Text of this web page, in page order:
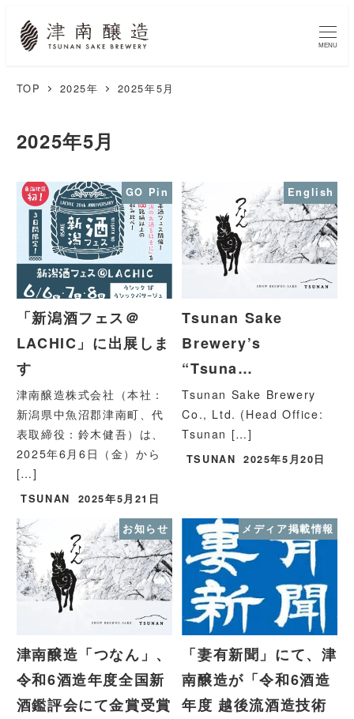
MENU
TOP 2025年 2025年5月
2025年5月
GO Pin
「新潟酒フェス＠
LACHIC」に出展しま
す
津南醸造株式会社（本社：
新潟県中魚沼郡津南町、代
表取締役：鈴木健吾）は、
2025年6月6日（金）から
[…]
TSUNAN 2025年5月21日
English
Tsunan Sake
Brewery’s
“Tsuna…
Tsunan Sake Brewery
Co., Ltd. (Head Office:
Tsunan […]
TSUNAN 2025年5月20日
お知らせ
津南醸造「つなん」、
令和6酒造年度全国新
酒鑑評会にて金賞受賞
メディア掲載情報
「妻有新聞」にて、津
南醸造が「令和6酒造
年度 越後流酒造技術